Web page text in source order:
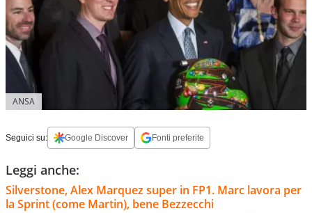
ANSA
Seguici su: Google Discover Fonti preferite
Leggi anche:
Silverstone, Alex Marquez super in FP1. Marc lavora per
la Sprint (come Martin), bene Bezzecchi